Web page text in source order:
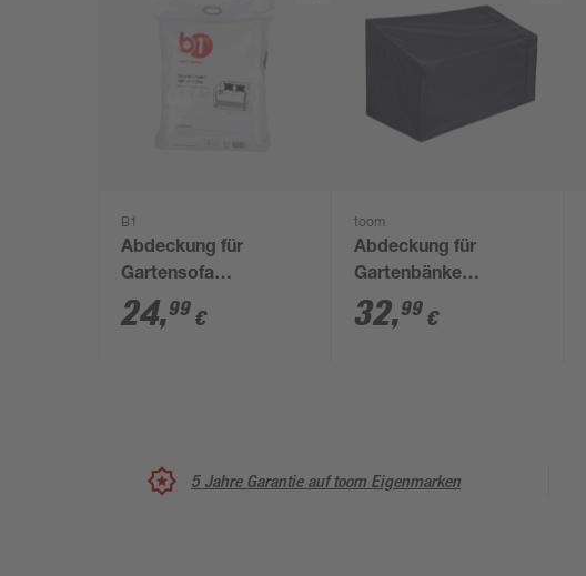
B1
Abdeckung für
Gartensofa
wasserabweisend 95
x 95 x 122 cm
24,99 €
toom
Abdeckung für
Gartenbänke
wasserabweisend &
UV-beständig 160 x
32,99 €
5 Jahre Garantie auf toom Eigenmarken